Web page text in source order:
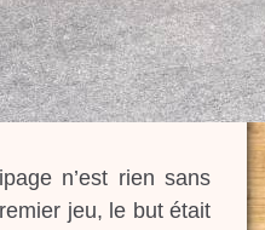
n’est rien sans
jeu, le but était